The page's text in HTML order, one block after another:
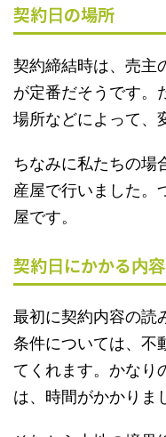
契約 日 の場所
契約締結時は、売主
が定番だそうです。
場所などによって、
ちなみに私たちの場
産屋で行いました。
屋です。
契約 日 にかかる内
最初に契約内容の読
条件については、不
てくれます。かなり
は、時間がかかりま